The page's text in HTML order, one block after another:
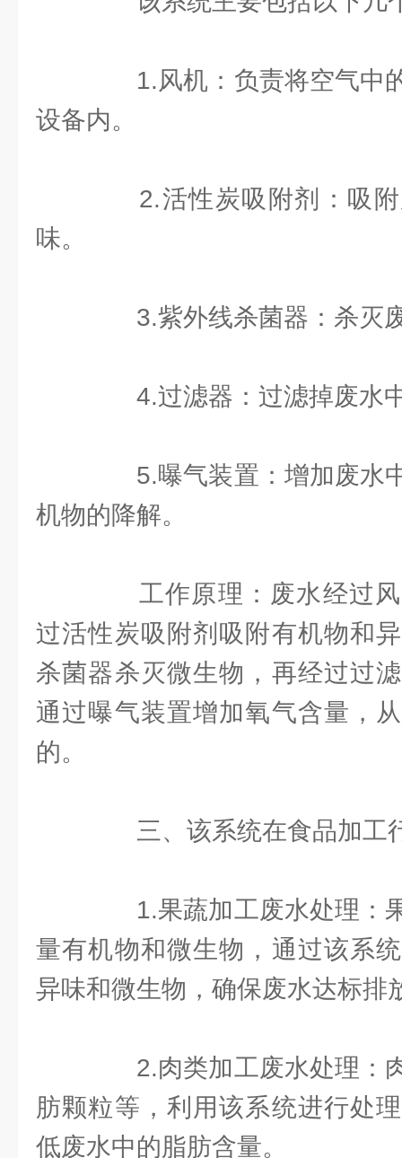
1.风机：负责将空气中
设备内。
2.活性炭吸附剂：吸附
味。
3.紫外线杀菌器：杀灭
4.过滤器：过滤掉废水
5.曝气装置：增加废水
机物的降解。
工作原理：废水经过风
过活性炭吸附剂吸附有机物和
杀菌器杀灭微生物，再经过过
通过曝气装置增加氧气含量，
的。
三、该系统在食品加工
1.果蔬加工废水处理：
量有机物和微生物，通过该系
异味和微生物，确保废水达标排
2.肉类加工废水处理：
肪颗粒等，利用该系统进行处
低废水中的脂肪含量。